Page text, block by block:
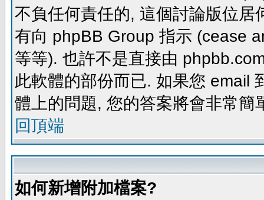
不負任何責任的, 這個討論版位
有向 phpBB Group 指示 (cease
等等). 也許不是直接由
此軟體的部份而已. 如果您 email
體上的問題, 您的答案將會非常簡
回頂端
如何新增附加檔案?